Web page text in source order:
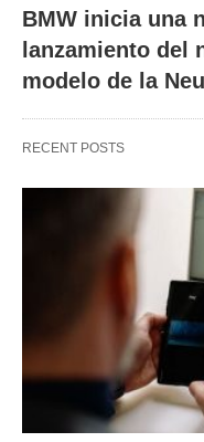
BMW inicia una
lanzamiento del
modelo de la
RECENT POSTS